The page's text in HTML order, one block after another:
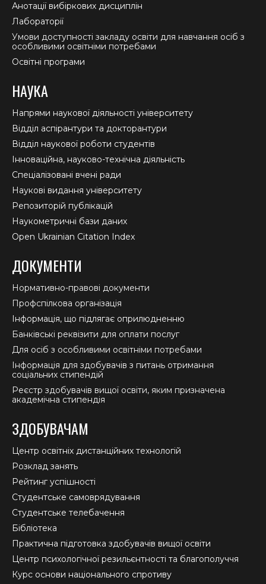
Анотації вибіркових дисциплін
Лабораторії
Умови доступності закладу освіти для навчання осіб з
особливими освітніми потребами
Освітні програми
НАУКА
Напрями наукової діяльності університету
Відділ аспірантури та докторантури
Відділ наукової роботи студентів
Інноваційна, науково-технічна діяльність
Спеціалізовані вчені ради
Наукові видання університету
Репозиторій публікацій
Наукометричні бази даних
Open Ukrainian Citation Index
ДОКУМЕНТИ
Нормативно-правові документи
Профспілкова організація
Інформація, що підлягає оприлюдненню
Банківські реквізити для оплати послуг
Для осіб з особливими освітніми потребами
Інформація для здобувачів з питань отримання
соціальних стипендій
Реєстр здобувачів вищої освіти, яким призначена
академічна стипендія
ЗДОБУВАЧАМ
Центр освітніх дистанційних технологій
Розклад занять
Рейтинг успішності
Студентське самоврядування
Студентське телебачення
Бібліотека
Практична підготовка здобувачів вищої освіти
Центр психологічної резильєнтності та благополуччя
Курс основи національного спротиву